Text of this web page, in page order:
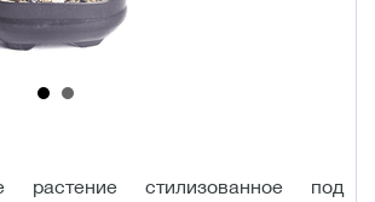
растение стилизованное под